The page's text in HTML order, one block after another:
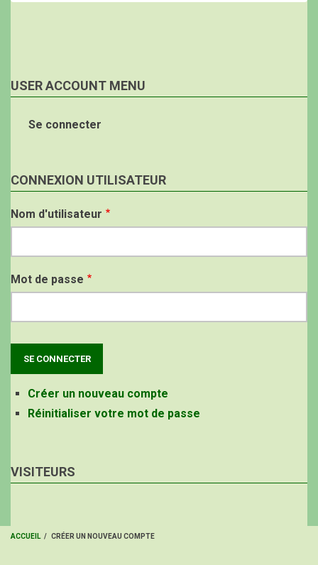
USER ACCOUNT MENU
Se connecter
CONNEXION UTILISATEUR
Nom d'utilisateur
Mot de passe
Créer un nouveau compte
Réinitialiser votre mot de passe
VISITEURS
ACCUEIL / CRÉER UN NOUVEAU COMPTE